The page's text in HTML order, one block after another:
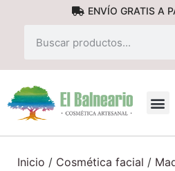
ENVÍO GRATIS A
Inicio / Cosmética facial /